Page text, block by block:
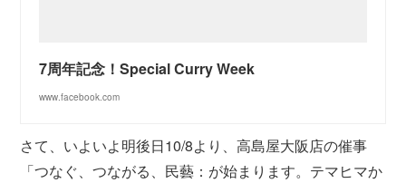
7周年記念！Special Curry Week
www.facebook.com
さて、いよいよ明後日10/8より、高島屋大阪店の催事
「つなぐ、つながる、民藝：が始まります。テマヒマか